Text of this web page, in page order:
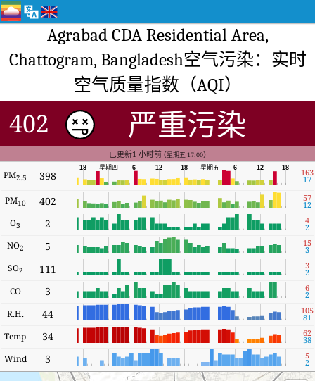
Agrabad CDA Residential Area,
Chattogram, Bangladesh空气污染：实时
空气质量指数（AQI）
402 严重污染
已更新1 小时前 (星期五 17:00)
PM2.5 398
18
12
6
星期五
18
12
6
星期四
18 163
17
PM10 402 57
12
O3 2 4
2
NO2 5 15
3
SO2 111 3
2
CO 3 6
2
R.H. 44 105
81
Temp 34 62
38
Wind 3 5
2